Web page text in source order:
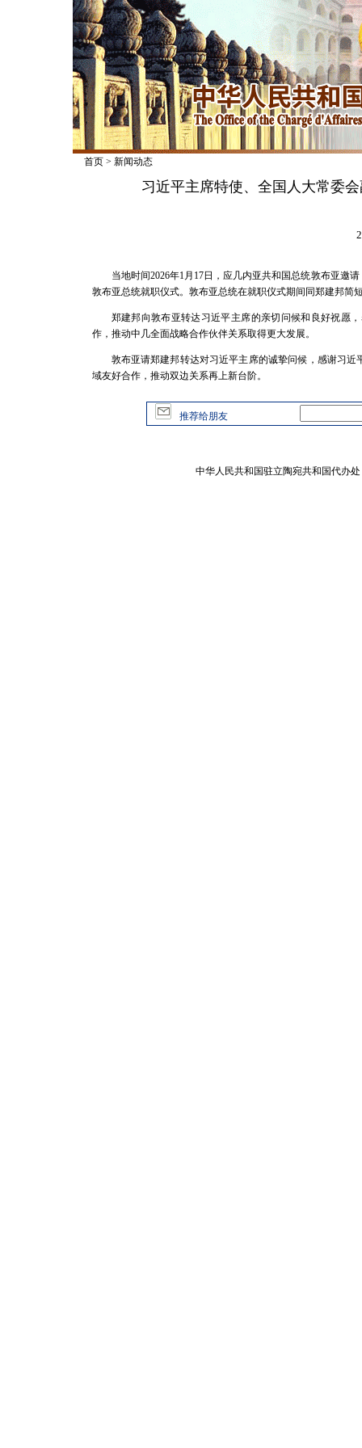
首页> 新闻动态
习近平主席特使、全国人大常委
当地时间2026年1月17日，应几内亚共和国总统敦布亚邀
敦布亚总统就职仪式。敦布亚总统在就职仪式期间同郑建邦简
郑建邦向敦布亚转达习近平主席的亲切问候和良好祝愿
作，推动中几全面战略合作伙伴关系取得更大发展。
敦布亚请郑建邦转达对习近平主席的诚挚问候，感谢习
域友好合作，推动双边关系再上新台阶。
推荐给朋友
中华人民共和国驻立陶宛共和国代办处